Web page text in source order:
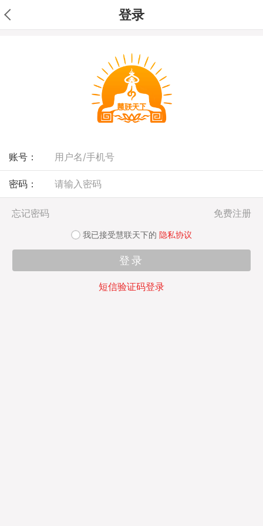
登录
账号：
密码：
忘记密码 免费注册
我已接受慧联天下的 隐私协议
短信验证码登录